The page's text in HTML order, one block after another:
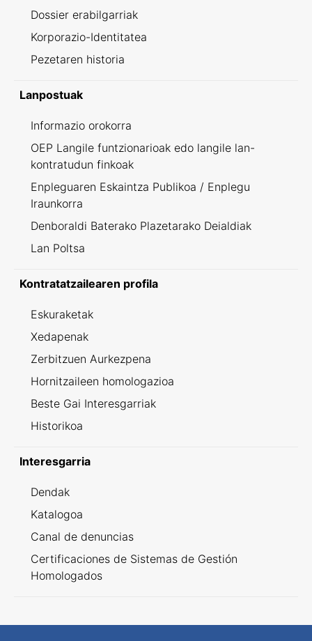
Dossier erabilgarriak
Korporazio-Identitatea
Pezetaren historia
Lanpostuak
Informazio orokorra
OEP Langile funtzionarioak edo langile lan-
kontratudun finkoak
Enpleguaren Eskaintza Publikoa / Enplegu
Iraunkorra
Denboraldi Baterako Plazetarako Deialdiak
Lan Poltsa
Kontratatzailearen profila
Eskuraketak
Xedapenak
Zerbitzuen Aurkezpena
Hornitzaileen homologazioa
Beste Gai Interesgarriak
Historikoa
Interesgarria
Dendak
Katalogoa
Canal de denuncias
Certificaciones de Sistemas de Gestión
Homologados